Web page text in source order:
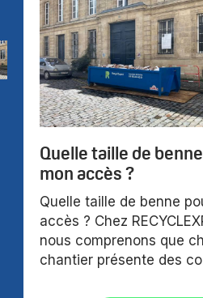
Quelle taille de
mon accès ?
Quelle taille de benne
accès ? Chez
nous comprenons que
chantier présente des